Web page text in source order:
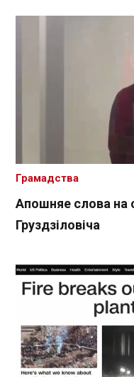
Апошняе слова на
Груздзіловіча
Грамадства